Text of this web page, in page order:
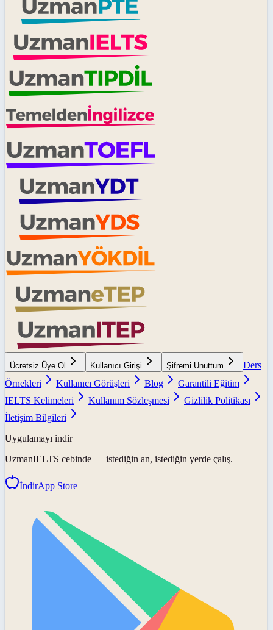
Ücretsiz Üye Ol Kullanıcı Girişi Şifremi Unuttum
Ders
Örnekleri
Kullanıcı Görüşleri Blog
Garantili Eğitim
IELTS Kelimeleri
Kullanım Sözleşmesi
Gizlilik Politikası
İletişim Bilgileri
Uygulamayı indir
UzmanIELTS cebinde — istediğin an, istediğin yerde çalış.
İndirApp Store